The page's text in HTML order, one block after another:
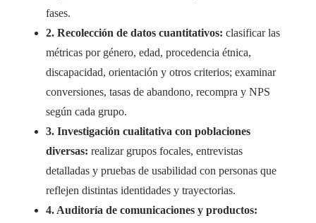
fases.
2. Recolección de datos cuantitativos: clasificar las
métricas por género, edad, procedencia étnica,
discapacidad, orientación y otros criterios; examinar
conversiones, tasas de abandono, recompra y NPS
según cada grupo.
3. Investigación cualitativa con poblaciones
diversas: realizar grupos focales, entrevistas
detalladas y pruebas de usabilidad con personas que
reflejen distintas identidades y trayectorias.
4. Auditoría de comunicaciones y productos: